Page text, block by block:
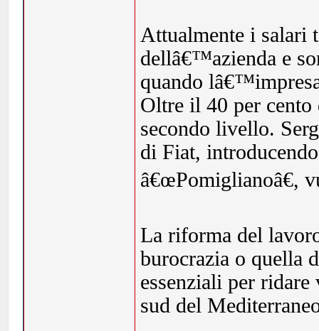
Attualmente i salari
dellâ€™azienda e
quando
Oltre il 40 per
secondo livello.
di Fiat,
â€œPomiglianoâ€,
La riforma del
burocrazia o quella
essenziali per
sud del